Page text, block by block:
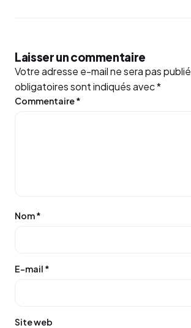
Laisser un commentaire
Votre adresse e-mail ne sera pas
obligatoires sont indiqués avec*
Commentaire*
Nom*
E-mail *
Site web